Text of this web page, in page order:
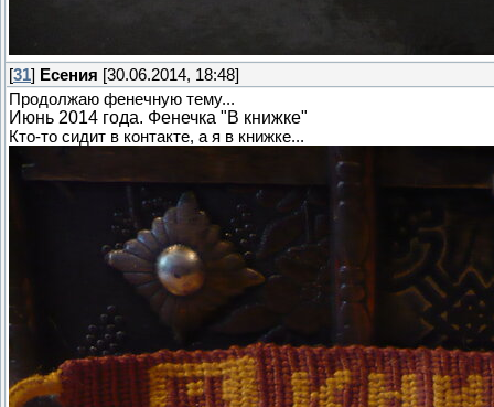
[31] Есения [30.06.2014, 18:48]
Продолжаю фенечную тему...
Июнь 2014 года. Фенечка "В книжке"
Кто-то сидит в контакте, а я в книжке...